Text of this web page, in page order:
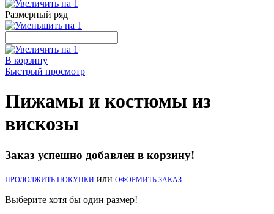
Размерный ряд
В корзину
Быстрый просмотр
Пижамы и костюмы из
вискозы
Заказ успешно добавлен в корзину!
ПРОДОЛЖИТЬ ПОКУПКИ или ОФОРМИТЬ ЗАКАЗ
Выберите хотя бы один размер!